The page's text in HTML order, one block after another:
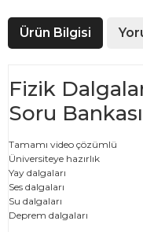
Ürün Bilgisi
Fizik
Soru
Tamamı video çözümlü
Üniversiteye hazırlık
Yay dalgaları
Ses dalgaları
Su dalgaları
Deprem dalgaları